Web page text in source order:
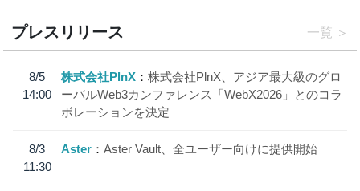
プレスリリース 一覧
8/5
14:00
株式会社PlnX
株式会社PlnX、アジア最大級のグロ
ーバルWeb3カンファレンス「WebX2026」とのコラ
ボレーションを決定
8/3
11:30
Aster Aster Vault、全ユーザー向けに提供開始